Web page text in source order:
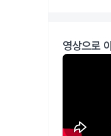
영상으로